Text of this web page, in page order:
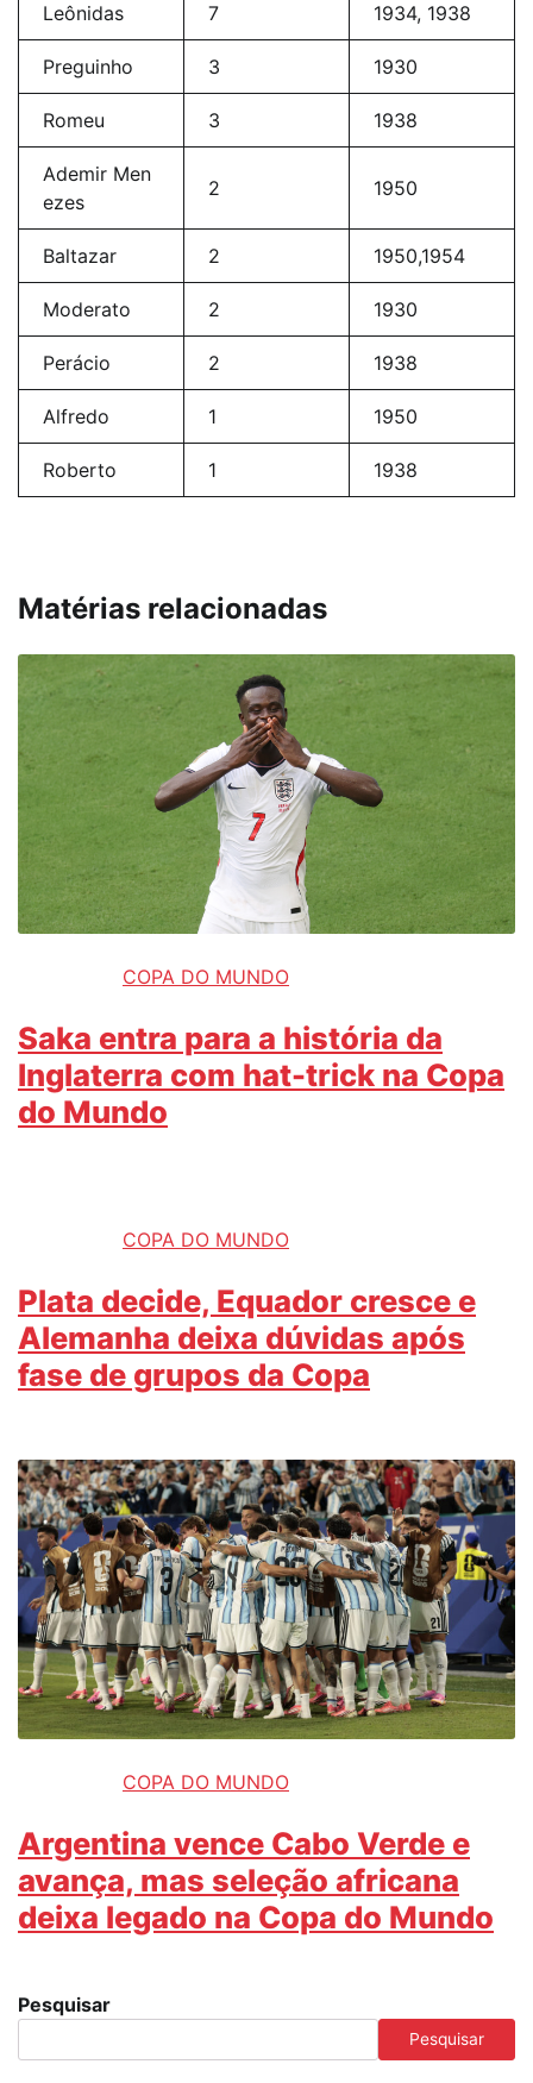
Leônidas 7 1934, 1938
Preguinho 3 1930
Romeu 3 1938
Ademir Men
ezes
2 1950
Baltazar 2 1950,1954
Moderato 2 1930
Perácio 2 1938
Alfredo 1 1950
Roberto 1 1938
Matérias relacionadas
COPA DO MUNDO
Saka entra para a história da
Inglaterra com hat-trick na Copa
do Mundo
COPA DO MUNDO
Plata decide, Equador cresce e
Alemanha deixa dúvidas após
fase de grupos da Copa
COPA DO MUNDO
Argentina vence Cabo Verde e
avança, mas seleção africana
deixa legado na Copa do Mundo
Pesquisar
Pesquisar